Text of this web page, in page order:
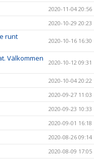
2020-11-04 20:56
2020-10-29 20:23
runt
2020-10-16 16:30
Välkommen
2020-10-12 09:31
2020-10-04 20:22
2020-09-27 11:03
2020-09-23 10:33
2020-09-01 16:18
2020-08-26 09:14
2020-08-09 17:05